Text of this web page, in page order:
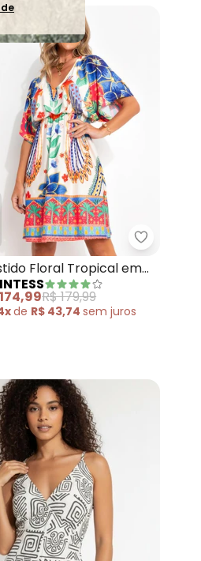
com Fenda
Vestido Longo Floral Étnico
Quintess
Floral Tropical em
Fria
R$ 179,99
de R$ 43,74semjuros